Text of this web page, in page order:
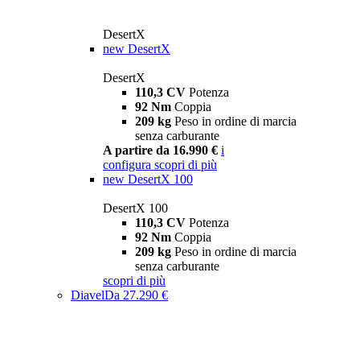
DesertX
new DesertX
DesertX
110,3 CV Potenza
92 Nm Coppia
209 kg Peso in ordine di marcia
senza carburante
A partire da 16.990 € i
configura scopri di più
new DesertX 100
DesertX 100
110,3 CV Potenza
92 Nm Coppia
209 kg Peso in ordine di marcia
senza carburante
scopri di più
DiavelDa 27.290 €